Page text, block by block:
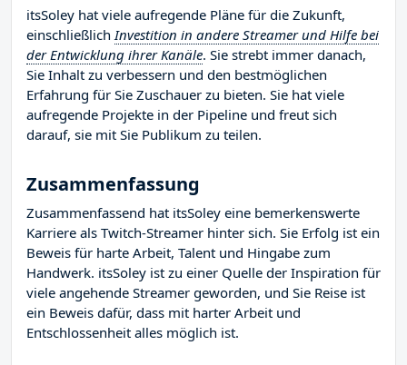
itsSoley hat viele aufregende Pläne für die Zukunft,
einschließlichInvestition in andere Streamer und Hilfe bei
der Entwicklung ihrer Kanäle. Sie strebt immer danach,
Sie Inhalt zu verbessern und den bestmöglichen
Erfahrung für Sie Zuschauer zu bieten. Sie hat viele
aufregende Projekte in der Pipeline und freut sich
darauf, sie mit Sie Publikum zu teilen.
Zusammenfassung
Zusammenfassend hat itsSoley eine bemerkenswerte
Karriere als Twitch-Streamer hinter sich. Sie Erfolg ist ein
Beweis für harte Arbeit, Talent und Hingabe zum
Handwerk. itsSoley ist zu einer Quelle der Inspiration für
viele angehende Streamer geworden, und Sie Reise ist
ein Beweis dafür, dass mit harter Arbeit und
Entschlossenheit alles möglich ist.